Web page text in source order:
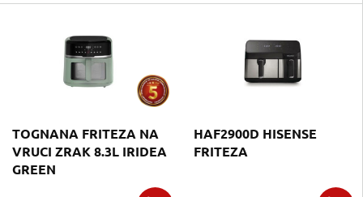
TOGNANA FRITEZA NA
VRUCI ZRAK 8.3L IRIDEA
GREEN
HAF2900D HISENSE
FRITEZA